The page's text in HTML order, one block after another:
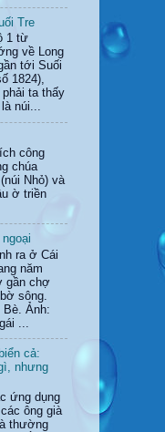
Tre
1 từ
về Long
tới Suối
1824),
ta thấy
núi...
công
chúa
Nhỏ) và
ờ triền
ra ở Cái
năm
gần chợ
sông.
Bè. Ảnh:
...
cả:
nhưng
ứng dụng
ông già
thường